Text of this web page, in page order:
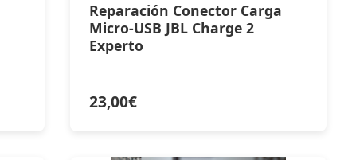
Reparación Conector Carga
Micro-USB JBL Charge 2
Experto
23,00€